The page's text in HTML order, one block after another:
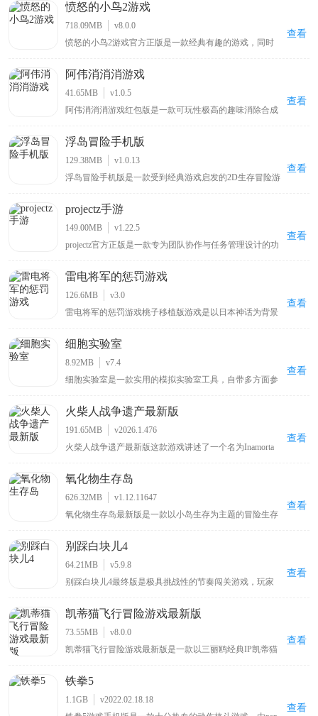
操作，能在手机上尽享游戏乐趣，还可在游戏里邀请好友
一同加入，感受GTA5最新手机版带来的精彩体验。
愤怒的小鸟2游戏
718.09MB
v8.0.0
愤怒的小鸟2游戏官方正版是一款经典有趣的游戏，同时
现有了很大的提升，场景立体效果也显得更加的突出，给
玩家带来很强的视觉冲击力，而小鸟角色得益于在3D画面
的加持下，显得更加生动可爱，相信能给玩家带来别样的
惊喜。
查看
阿伟消消消游戏
41.65MB
v1.0.5
阿伟消消消游戏红包版是一款可玩性极高的趣味消除合成
剔除元素，也有有趣的爱情情节，能让玩家沉浸其中，尽
情享受甜蜜乐趣，给玩家带来别具一格的消除游戏体验，
适合喜爱消除类游戏的玩家畅玩。
查看
浮岛冒险手机版
129.38MB
v1.0.13
浮岛冒险手机版是一款受到经典游戏启发的2D生存冒险游
家带来了熟悉而愉快的游戏体验。在游戏中充满了探索的
乐趣，你可以自由地在浮岛上探索、收集资源、打造工具
和装备，面对挑战并解锁新的区域。
查看
projectz手游
149.00MB
v1.22.5
projectz官方正版是一款专为团队协作与任务管理设计的功
还是大型企业其多样化需求都能满足，支持任务分配、进
度监控、文件共享和实时沟通等功能，跨平台兼容性保证
不同设备可无缝使用，云端存储保障数据安全与可访问
性，以简洁操作和强大功能成提升团队效率理想之选。
查看
雷电将军的惩罚游戏
126.6MB
v3.0
雷电将军的惩罚游戏桃子移植版游戏是以日本神话为背景
家，需在充满挑战关卡击败强大敌人并解开雷电将军背后
秘密，融合角色养成、装备升级和策略战斗等元素带来深
度游戏体验，让喜欢动作游戏或对神话故事感兴趣的玩家
都能从中找到乐趣。
查看
细胞实验室
8.92MB
v7.4
细胞实验室是一款实用的模拟实验室工具，自带多方面参
培养皿状态，帮助用户提升对细胞实验的学习状态，适合
对细胞实验学习感兴趣的用户使用，能让其在模拟环境中
更好地探索细胞培养相关知识。
查看
火柴人战争遗产最新版
191.65MB
v2026.1.476
火柴人战争遗产最新版这款游戏讲述了一个名为Inamorta
争工艺。该游戏场景设计宏伟，地图广袤，在地图上会有
不同国家划分出来疆域，你将依照不断增加的战争工艺来
突破各个国家的防御，好吸取成熟的战争艺术，游戏关卡
多样，具备的玩法也非常丰富，绝对会给予你非常刺激的
查看
氧化物生存岛
626.32MB
v1.12.11647
氧化物生存岛最新版是一款以小岛生存为主题的冒险生存
表、服装列表信息，岛上有废弃城市，包含商场、加油站
等建筑物场景可供探索，但要留意棕熊等野兽带来的威胁
查看
别踩白块儿4
64.21MB
v5.9.8
别踩白块儿4最终版是极具挑战性的节奏闯关游戏，玩家
体验，跟随动感音乐节奏精准点击黑色琴键感受音乐与游
戏完美契合，多样游戏模式如经典模式、街机模式等带来
无比爽快的节奏大挑战 。
查看
凯蒂猫飞行冒险游戏最新版
73.55MB
v8.0.0
凯蒂猫飞行冒险游戏最新版是一款以三丽鸥经典IP凯蒂猫
奏控制，也可通过虚拟摇杆或左右箭头搭配跳跃键完成高
难度动作且车辆自带稳定机制不易翻车，玩家需躲避障碍
物、收集道具金币、限时抵达终点并尽可能获取高分 。
查看
铁拳5
1.1GB
v2022.02.18.18
查看